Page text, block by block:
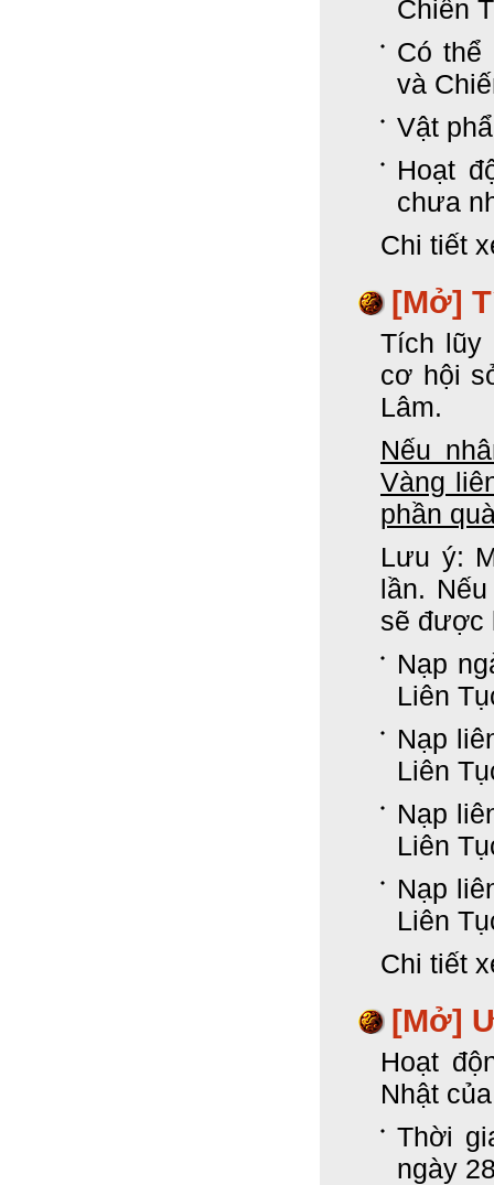
Chiến
Có thể
và
Vật
Hoạt
chưa
Chi tiết
[Mở]
Tích lũy
cơ hội
Lâm.
Nếu
Vàng
phần
Lưu ý:
lần.
sẽ được
Nạp
Liên
Nạp
Liên
Nạp
Liên
Nạp
Liên
Chi tiết
[Mở]
Hoạt
Nhật
Thời
ngày